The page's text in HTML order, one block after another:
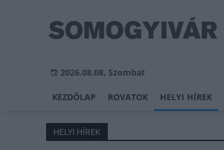
2026.08.08, Szombat
KEZDŐLAP ROVATOK HELYI HÍREK
HELYI HÍREK